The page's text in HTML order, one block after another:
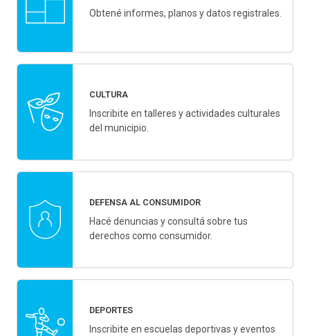
Obtené informes, planos y datos registrales.
CULTURA
Inscribite en talleres y actividades culturales
del municipio.
DEFENSA AL CONSUMIDOR
Hacé denuncias y consultá sobre tus
derechos como consumidor.
DEPORTES
Inscribite en escuelas deportivas y eventos